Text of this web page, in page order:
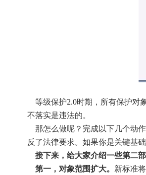
不落实是违法的。
反了法律要求。如果你是关键基
接下来，给大家介绍一些第二
    第一，对象范围扩大。
新标准